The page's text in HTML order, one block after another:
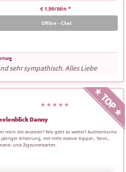
sehr sympathisch. Alles Liebe
Offline - Chat
€ 1,99/Min *
Danny
mich die anderen? Wie geht es weiter? Authentische
Erfahrung, mit Hilfe meiner Kipper-, Tarot-,
und Zigeunerkarten.